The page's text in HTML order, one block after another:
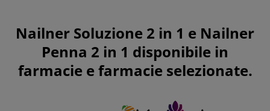
Nailner Soluzione 2 in 1 e Nailner
Penna 2 in 1 disponibile in
farmacie e farmacie selezionate.